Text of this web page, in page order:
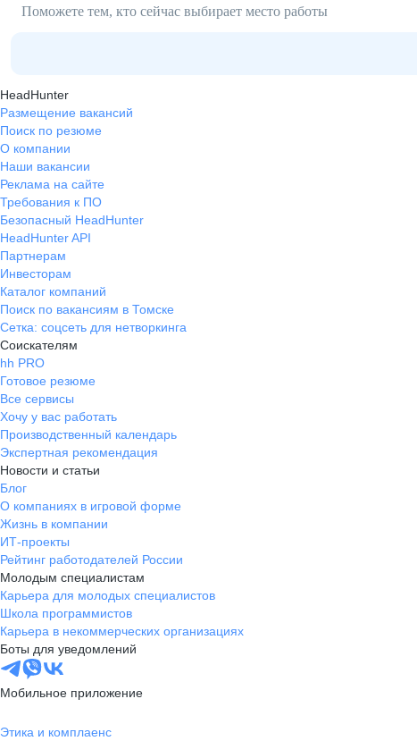
Поможете тем, кто сейчас выбирает место работы
HeadHunter
Размещение вакансий
Поиск по резюме
О компании
Наши вакансии
Реклама на сайте
Требования к ПО
Безопасный HeadHunter
HeadHunter API
Партнерам
Инвесторам
Каталог компаний
Поиск по вакансиям в Томске
Сетка: соцсеть для нетворкинга
Соискателям
hh PRO
Готовое резюме
Все сервисы
Хочу у вас работать
Производственный календарь
Экспертная рекомендация
Новости и статьи
Блог
О компаниях в игровой форме
Жизнь в компании
ИТ-проекты
Рейтинг работодателей России
Молодым специалистам
Карьера для молодых специалистов
Школа программистов
Карьера в некоммерческих организациях
Боты для уведомлений
Мобильное приложение
Этика и комплаенс